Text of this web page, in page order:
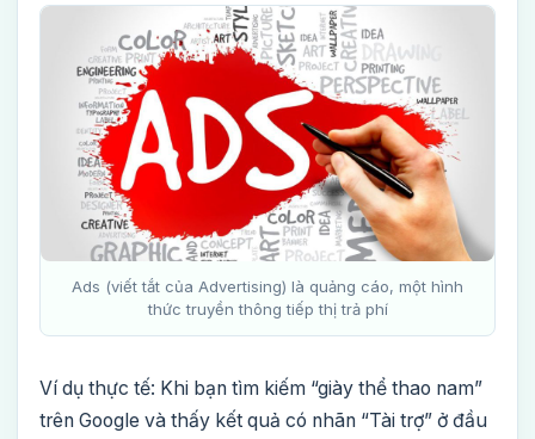
Ads (viết tắt của Advertising) là quảng cáo, một hình
thức truyền thông tiếp thị trả phí
Ví dụ thực tế: Khi bạn tìm kiếm “giày thể thao nam”
trên Google và thấy kết quả có nhãn “Tài trợ” ở đầu